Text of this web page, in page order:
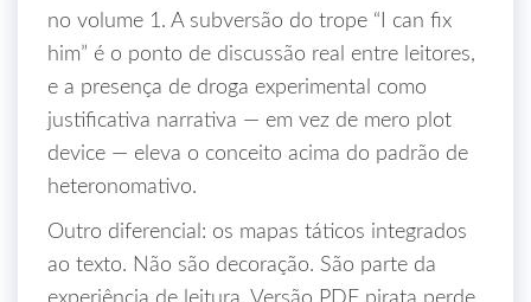
no volume 1. A subversão do trope “I can fix
him” é o ponto de discussão real entre leitores,
e a presença de droga experimental como
justificativa narrativa — em vez de mero plot
device — eleva o conceito acima do padrão de
heteronomativo.
Outro diferencial: os mapas táticos integrados
ao texto. Não são decoração. São parte da